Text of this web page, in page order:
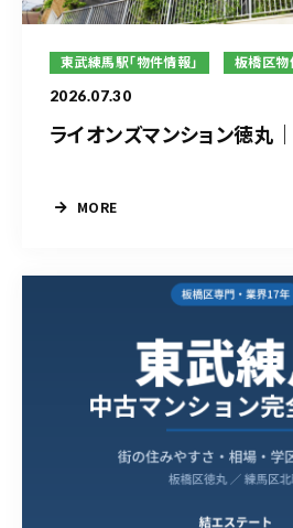
東武練馬駅「物件情報」 板橋区物
2026.07.30
ライオンズマンション徳丸
MORE